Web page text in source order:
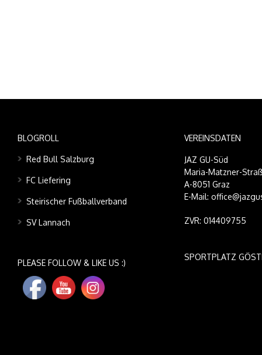
BLOGROLL
Red Bull Salzburg
FC Liefering
Steirischer Fußballverband
SV Lannach
PLEASE FOLLOW & LIKE US :)
VEREINSDATEN
JAZ GU-Süd
Maria-Matzner-
A-8051 Graz
E-Mail:
ZVR: 014409755
SPORTPLATZ